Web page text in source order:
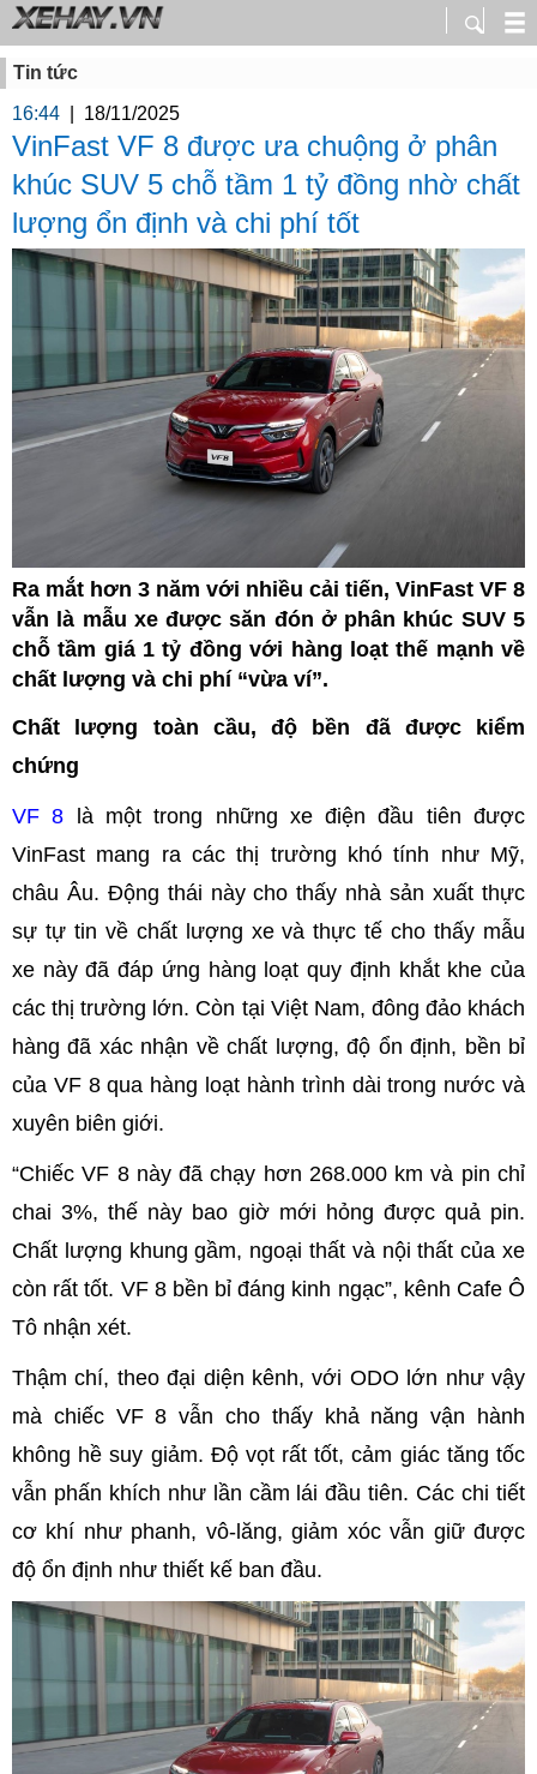
Tin tức
16:44
18/11/2025
VinFast VF 8 được ưa chuộng ở phân
khúc SUV 5 chỗ tầm 1 tỷ đồng nhờ chất
lượng ổn định và chi phí tốt
Ra mắt hơn 3 năm với nhiều cải tiến, VinFast VF 8
vẫn là mẫu xe được săn đón ở phân khúc SUV 5
chỗ tầm giá 1 tỷ đồng với hàng loạt thế mạnh về
chất lượng và chi phí “vừa ví”.
Chất lượng toàn cầu, độ bền đã được kiểm
chứng
VF 8 là một trong những xe điện đầu tiên được
VinFast mang ra các thị trường khó tính như Mỹ,
châu Âu. Động thái này cho thấy nhà sản xuất thực
sự tự tin về chất lượng xe và thực tế cho thấy mẫu
xe này đã đáp ứng hàng loạt quy định khắt khe của
các thị trường lớn. Còn tại Việt Nam, đông đảo khách
hàng đã xác nhận về chất lượng, độ ổn định, bền bỉ
của VF 8 qua hàng loạt hành trình dài trong nước và
xuyên biên giới.
“Chiếc VF 8 này đã chạy hơn 268.000 km và pin chỉ
chai 3%, thế này bao giờ mới hỏng được quả pin.
Chất lượng khung gầm, ngoại thất và nội thất của xe
còn rất tốt. VF 8 bền bỉ đáng kinh ngạc”, kênh Cafe Ô
Tô nhận xét.
Thậm chí, theo đại diện kênh, với ODO lớn như vậy
mà chiếc VF 8 vẫn cho thấy khả năng vận hành
không hề suy giảm. Độ vọt rất tốt, cảm giác tăng tốc
vẫn phấn khích như lần cầm lái đầu tiên. Các chi tiết
cơ khí như phanh, vô-lăng, giảm xóc vẫn giữ được
độ ổn định như thiết kế ban đầu.